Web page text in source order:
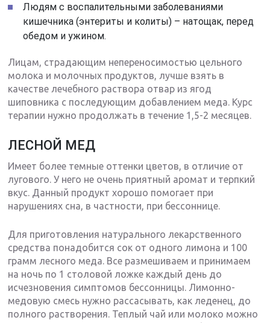
Людям с воспалительными заболеваниями
кишечника (энтериты и колиты) – натощак, перед
обедом и ужином.
Лицам, страдающим непереносимостью цельного
молока и молочных продуктов, лучше взять в
качестве лечебного раствора отвар из ягод
шиповника с последующим добавлением меда. Курс
терапии нужно продолжать в течение 1,5-2 месяцев.
ЛЕСНОЙ МЕД
Имеет более темные оттенки цветов, в отличие от
лугового. У него не очень приятный аромат и терпкий
вкус. Данный продукт хорошо помогает при
нарушениях сна, в частности, при бессоннице.
Для приготовления натурального лекарственного
средства понадобится сок от одного лимона и 100
грамм лесного меда. Все размешиваем и принимаем
на ночь по 1 столовой ложке каждый день до
исчезновения симптомов бессонницы. Лимонно-
медовую смесь нужно рассасывать, как леденец, до
полного растворения. Теплый чай или молоко можно